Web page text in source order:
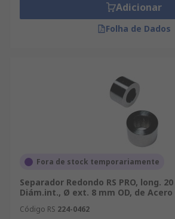
Adicionar
Folha de Dados
Fora de stock temporariamente
Separador Redondo RS PRO, long.
Diám.int., Ø ext. 8 mm OD, de
Código RS 224-0462